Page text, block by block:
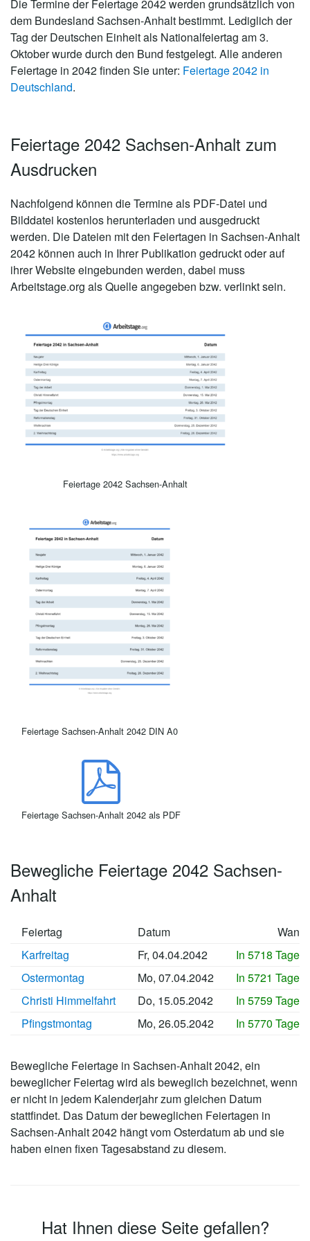
Die Termine der Feiertage 2042 werden grundsätzlich von
dem Bundesland Sachsen-Anhalt bestimmt. Lediglich der
Tag der Deutschen Einheit als Nationalfeiertag am 3.
Oktober wurde durch den Bund festgelegt. Alle anderen
Feiertage in 2042 finden Sie unter: Feiertage 2042 in
Deutschland.
Feiertage 2042 Sachsen-Anhalt zum
Ausdrucken
Nachfolgend können die Termine als PDF-Datei und
Bilddatei kostenlos herunterladen und ausgedruckt
werden. Die Dateien mit den Feiertagen in Sachsen-Anhalt
2042 können auch in Ihrer Publikation gedruckt oder auf
ihrer Website eingebunden werden, dabei muss
Arbeitstage.org als Quelle angegeben bzw. verlinkt sein.
Feiertage 2042 Sachsen-Anhalt
Feiertage Sachsen-Anhalt 2042 DIN A0
Feiertage Sachsen-Anhalt 2042 als PDF
Bewegliche Feiertage 2042 Sachsen-
Anhalt
Feiertag Datum
Wann
Karfreitag
Fr, 04.04.2042
In 5718 Tagen
Ostermontag
Mo, 07.04.2042
In 5721 Tagen
Christi Himmelfahrt
Do, 15.05.2042
In 5759 Tagen
Pfingstmontag
Mo, 26.05.2042 In 5770 Tagen
Bewegliche Feiertage in Sachsen-Anhalt 2042, ein
beweglicher Feiertag wird als beweglich bezeichnet, wenn
er nicht in jedem Kalenderjahr zum gleichen Datum
stattfindet. Das Datum der beweglichen Feiertagen in
Sachsen-Anhalt 2042 hängt vom Osterdatum ab und sie
haben einen fixen Tagesabstand zu diesem.
Hat Ihnen diese Seite gefallen?